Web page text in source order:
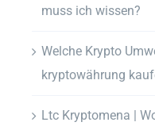
muss ich wissen?
Welche Krypto
kryptowährung
Ltc Kryptomena |